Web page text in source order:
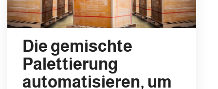
Die gemischte
Palettierung
automatisieren, um